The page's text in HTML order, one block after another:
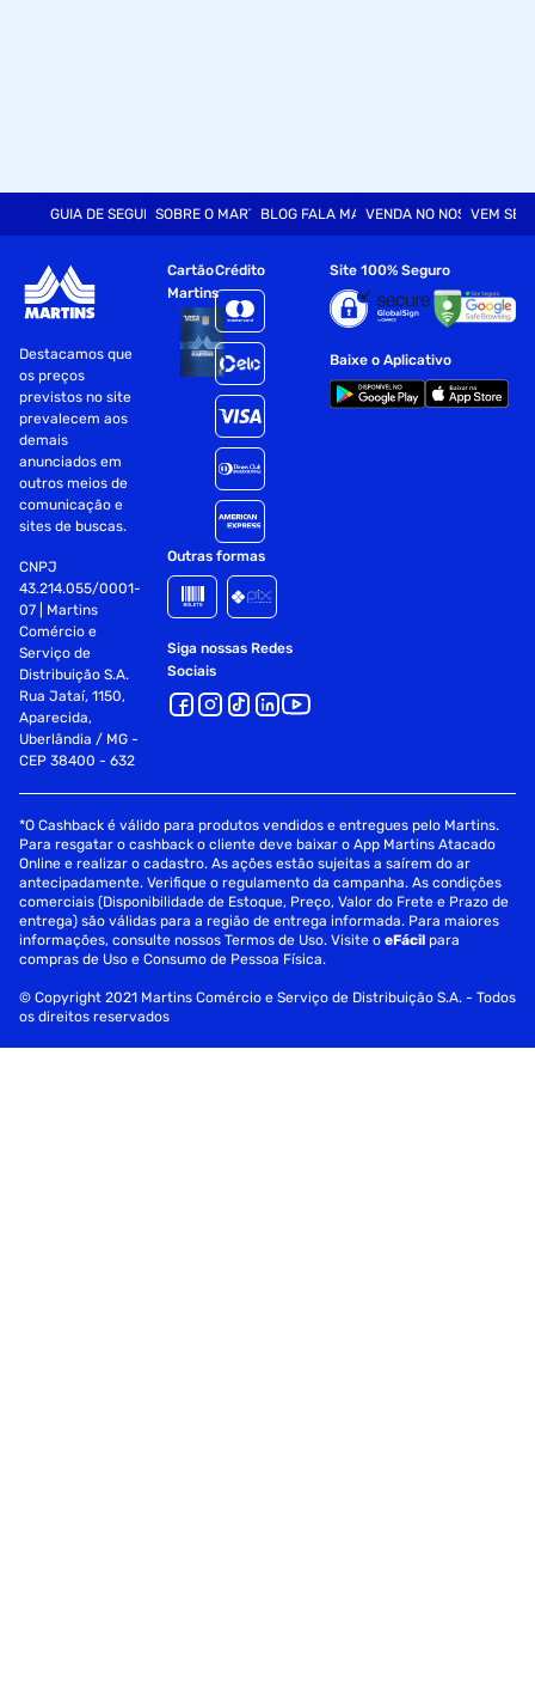
GUIA DE SEGURANÇASOBRE O MARTINSBLOG FALA MARTVENDA NO NOSSO SITE
VEM SER
Destacamos que
os preços
previstos no site
prevalecem aos
demais
anunciados em
outros meios de
comunicação e
sites de buscas.
CNPJ
43.214.055/0001-
07 | Martins
Comércio e
Serviço de
Distribuição S.A.
Rua Jataí, 1150,
Aparecida,
Uberlândia / MG -
CEP 38400 - 632
Cartão
Martins
Crédito
Outras formas
Siga nossas Redes
Sociais
Site 100% Seguro
Baixe o Aplicativo
*O Cashback é válido para produtos vendidos e entregues pelo Martins.
Para resgatar o cashback o cliente deve baixar o App Martins Atacado
Online e realizar o cadastro. As ações estão sujeitas a saírem do ar
antecipadamente. Verifique o regulamento da campanha. As condições
comerciais (Disponibilidade de Estoque, Preço, Valor do Frete e Prazo de
entrega) são válidas para a região de entrega informada. Para maiores
informações, consulte nossos Termos de Uso. Visite oeFácil para
compras de Uso e Consumo de Pessoa Física.
© Copyright 2021 Martins Comércio e Serviço de Distribuição S.A. - Todos
os direitos reservados